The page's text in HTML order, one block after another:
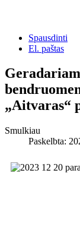
Spausdinti
El. paštas
„Aitvaras“
Smulkiau
Paskelbta: